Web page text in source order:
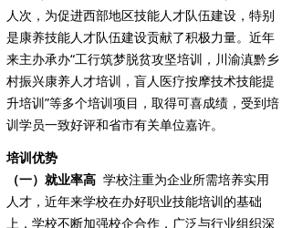
人次，为促进西部地区技能人才队伍建设，特别
是康养技能人才队伍建设贡献了积极力量。近年
来主办承办“工行筑梦脱贫攻坚培训，川渝滇黔乡
村振兴康养人才培训，盲人医疗按摩技术技能提
升培训”等多个培训项目，取得可喜成绩，受到培
训学员一致好评和省市有关单位嘉许。
培训优势
（一）就业率高 学校注重为企业所需培养实用
人才，近年来学校在办好职业技能培训的基础
上，学校不断加强校企合作，广泛与行业组织深